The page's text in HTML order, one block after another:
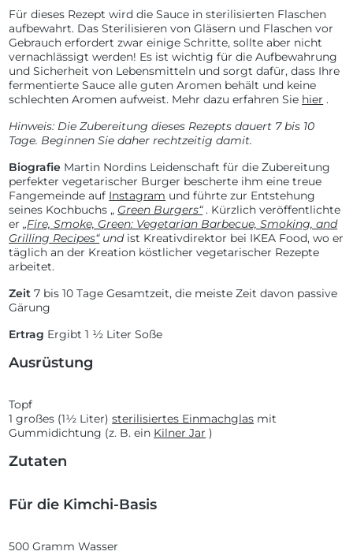
Für dieses Rezept wird die Sauce in sterilisierten Flaschen
aufbewahrt. Das Sterilisieren von Gläsern und Flaschen vor
Gebrauch erfordert zwar einige Schritte, sollte aber nicht
vernachlässigt werden! Es ist wichtig für die Aufbewahrung
und Sicherheit von Lebensmitteln und sorgt dafür, dass Ihre
fermentierte Sauce alle guten Aromen behält und keine
schlechten Aromen aufweist. Mehr dazu erfahren Sie hier .
Hinweis: Die Zubereitung dieses Rezepts dauert 7 bis 10
Tage. Beginnen Sie daher rechtzeitig damit.
Biografie Martin Nordins Leidenschaft für die Zubereitung
perfekter vegetarischer Burger bescherte ihm eine treue
Fangemeinde auf Instagram und führte zur Entstehung
seines Kochbuchs „ Green Burgers“ . Kürzlich veröffentlichte
er „Fire, Smoke, Green: Vegetarian Barbecue, Smoking, and
Grilling Recipes“ und ist Kreativdirektor bei IKEA Food, wo er
täglich an der Kreation köstlicher vegetarischer Rezepte
arbeitet.
Zeit 7 bis 10 Tage Gesamtzeit, die meiste Zeit davon passive
Gärung
Ertrag Ergibt 1 ½ Liter Soße
Ausrüstung
Topf
1 großes (1½ Liter) sterilisiertes Einmachglas mit
Gummidichtung (z. B. ein Kilner Jar )
Zutaten
Für die Kimchi-Basis
500 Gramm Wasser